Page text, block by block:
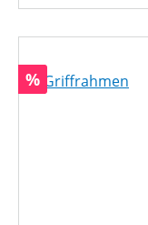
Rabatt
%